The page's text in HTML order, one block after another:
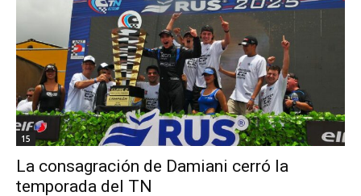
15
La consagración de Damiani cerró la
temporada del TN